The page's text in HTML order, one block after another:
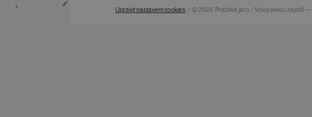
Upravit nastavení cookies / © 2026 Pražské jaro / Vývoj webu zajistili —